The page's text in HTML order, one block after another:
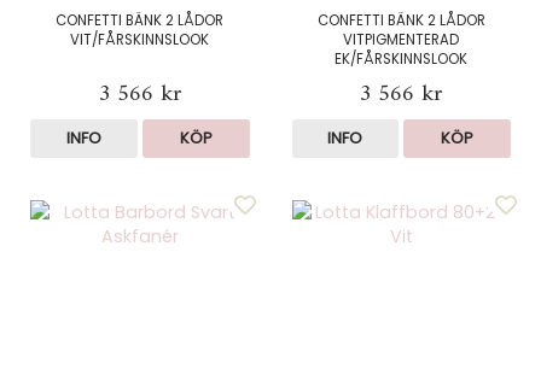
CONFETTI BÄNK 2 LÅDOR
VIT/FÅRSKINNSLOOK
3 566 kr
INFO KÖP
CONFETTI BÄNK 2 LÅDOR
VITPIGMENTERAD
EK/FÅRSKINNSLOOK
3 566 kr
INFO KÖP